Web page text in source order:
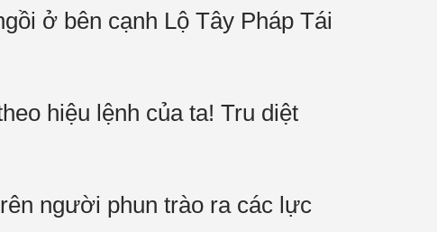
ở bên cạnh Lộ Tây Pháp Tái
hiệu lệnh của ta! Tru diệt
người phun trào ra các lực